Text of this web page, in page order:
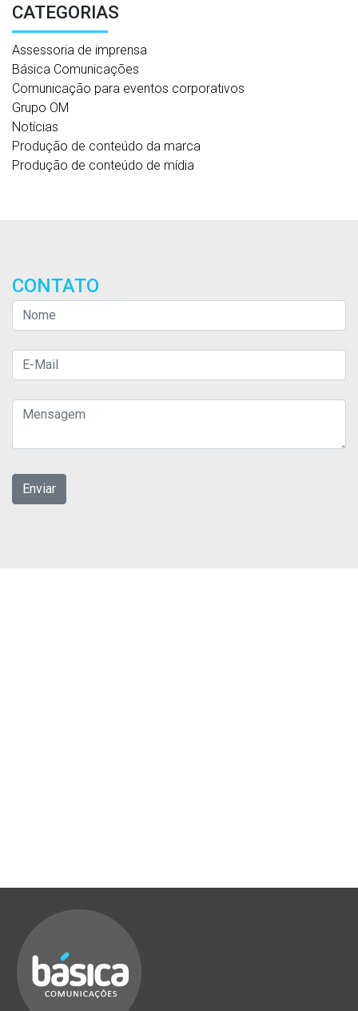
CATEGORIAS
Assessoria de imprensa
Básica Comunicações
Comunicação para eventos corporativos
Grupo OM
Notícias
Produção de conteúdo da marca
Produção de conteúdo de mídia
CONTATO